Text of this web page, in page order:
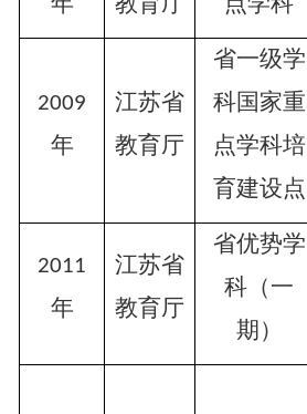
2009
年
江苏省
教育厅
省一级学
科国家重
点学科培
育建设点
2011
年
江苏省
教育厅
省优势学
科（一
期）